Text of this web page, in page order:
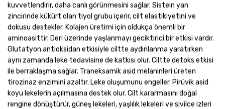
kuvvetlendirir, daha canlı görünmesini sağlar. Sistein yan
zincirinde kükürt olan tiyol grubu içerir, cilt elastikiyetini ve
dokusu destekler. Kolajen üretimi için oldukça önemli bir
aminoasittir. Deri üzerinde yaşlanmayı geciktirici bir etkisi vardır.
Glutatyon antioksidan etkisiyle ciltte aydınlanma yaratırken
aynı zamanda leke tedavisine de katkısı olur. Ciltte detoks etkisi
ile berraklaşma sağlar. Traneksamik asid melaninleri üreten
tirozinaz enzimini azaltır. Leke oluşumunu engeller. Pirüvik asid
koyu lekelerin açılmasına destek olur. Cilt kararmasını doğal
rengine dönüştürür, güneş lekeleri, yaşlılık lekeleri ve sivilce izleri